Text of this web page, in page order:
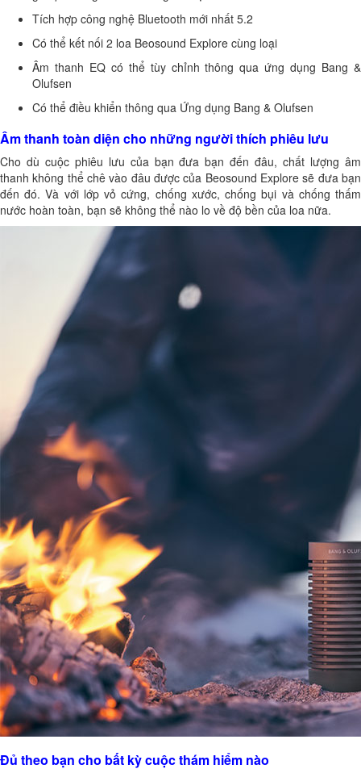
Tích hợp công nghệ Bluetooth mới nhất 5.2
Có thể kết nối 2 loa Beosound Explore cùng loại
Âm thanh EQ có thể tùy chỉnh thông qua ứng dụng Bang &
Olufsen
Có thể điều khiển thông qua Ứng dụng Bang & Olufsen
Âm thanh toàn diện cho những người thích phiêu lưu
Cho dù cuộc phiêu lưu của bạn đưa bạn đến đâu, chất lượng âm
thanh không thể chê vào đâu được của Beosound Explore sẽ đưa bạn
đến đó. Và với lớp vỏ cứng, chống xước, chống bụi và chống thấm
nước hoàn toàn, bạn sẽ không thể nào lo về độ bền của loa nữa.
Đủ theo bạn cho bất kỳ cuộc thám hiểm nào